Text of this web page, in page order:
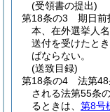
(受領書の提出)
第18条の3
期日前
本、在外選挙人
送付を受けたと
ばならない。
(送致目録)
第18条の4
法第
される法第55条
るときは、 第8号